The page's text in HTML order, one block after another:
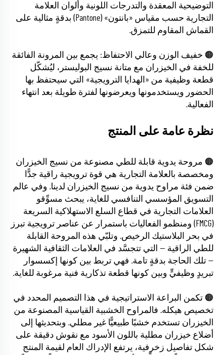
التوضيحية المعقدة والتدرجات اللونية وألوان العلامة
التجارية حسب مقياس «بانتون» (Pantone) بدقةٍ مثالية على
القماش المقاوم للتمزق.
🟠 خفيف الوزن وعالي الاحتفاظ: يجمع بين المرونة الفائقة
للخفة في الخيزران مع متانة نسيج البوليستر، ليُشكّل
قطعة وظيفية من «الهدايا الترويجية» التي سيحتفظ بها
الحضور ويستخدمونها ويعرضونها لفترة طويلة بعد انتهاء
الفعالية.
نظرة عامة على المنتج
🟠 مروحة يدوية قابلة للطي مصنوعة من نسيج الخيزران
ومخصصة بالعلامة التجارية هي قوة ترويجية راقية جدًّا
ضمن فئة مراوح يدوية من نسيج الخيزران لدينا. وفي عالم
التسويق المؤسسي التنافسي للغاية، يبحث مسوِّقو
العلامات التجارية في قطاع السلع الاستهلاكية السريعة
(FMCG) ومنظمو الفعاليات باستمرار عن عناصر ترويجية تبرز
في بحر البلاستيك الرخيص. وتلبّي هذه المروحة القابلة
للطي الراقية — التي تتجسَّد في العلامات الثقافية الشهيرة
— تلك الحاجة بدقةٍ تامة. فهي تربط بين كونها إكسسوار
تبريدٍ وظيفيٍّ وبين كونها قطعة تذكارية فنية مرغوبة للغاية.
🟠 تكمن البراعة الاستراتيجية في هذا التصميم المحدد في
تخصيص هيكله. فالمراوح الخشبية القياسية المصنوعة من
الخيزران تستخدم خشبًا طبيعيًّا غير مطلي. وبتحديثها إلى
أضلاع خيزران مطلية باللون الأسود مع نقوش دقيقة على
شكل تفاصيل زخرفية، يرتفع الإدراك العام لقيمة المنتج